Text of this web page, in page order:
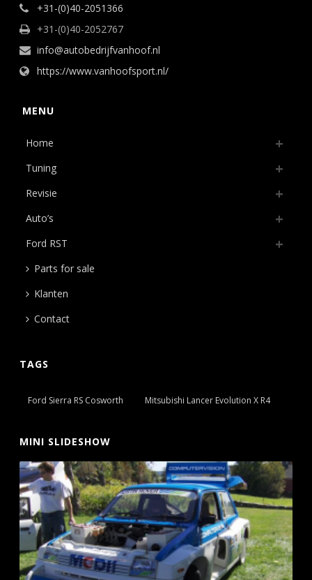
+31-(0)40-2051366
+31-(0)40-2052767
info@autobedrijfvanhoof.nl
https://www.vanhoofsport.nl/
MENU
Home
Tuning
Revisie
Auto’s
Ford RST
Parts for sale
Klanten
Contact
TAGS
Ford Sierra RS Cosworth Mitsubishi Lancer Evolution X R4
MINI SLIDESHOW